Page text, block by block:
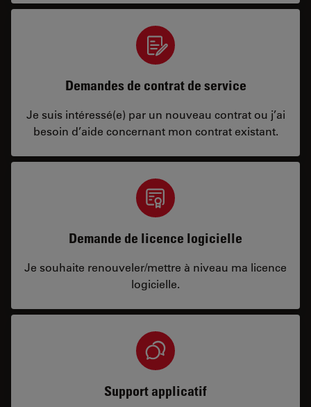
Demandes de contrat de service
Je suis intéressé(e) par un nouveau contrat ou j’ai
besoin d’aide concernant mon contrat existant.
Demande de licence logicielle
Je souhaite renouveler/mettre à niveau ma licence
logicielle.
Support applicatif